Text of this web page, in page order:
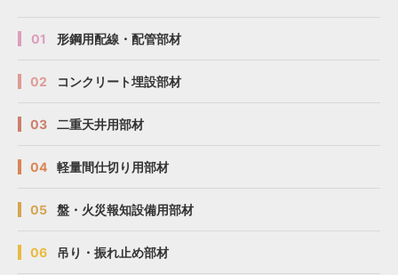
01 形鋼用配線・配管部材
02 コンクリート埋設部材
03 二重天井用部材
04 軽量間仕切り用部材
05 盤・火災報知設備用部材
06 吊り・振れ止め部材